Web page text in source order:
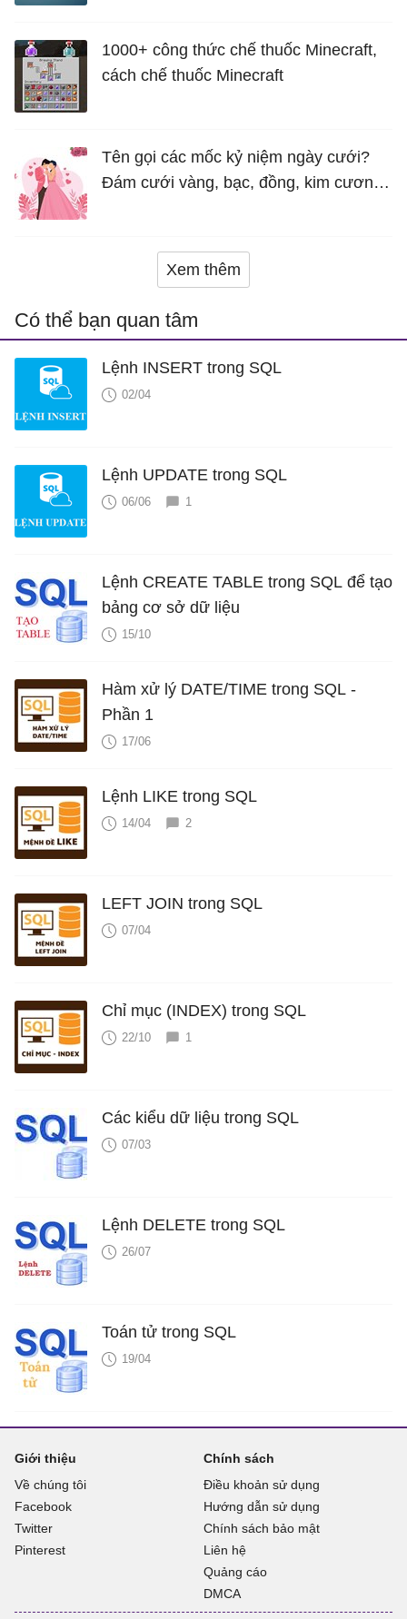
1000+ công thức chế thuốc Minecraft,
cách chế thuốc Minecraft
Tên gọi các mốc kỷ niệm ngày cưới?
Đám cưới vàng, bạc, đồng, kim cương
Xem thêm
Có thể bạn quan tâm
Lệnh INSERT trong SQL
02/04
Lệnh UPDATE trong SQL
06/06 1
Lệnh CREATE TABLE trong SQL để tạo
bảng cơ sở dữ liệu
15/10
Hàm xử lý DATE/TIME trong SQL -
Phần 1
17/06
Lệnh LIKE trong SQL
14/04 2
LEFT JOIN trong SQL
07/04
Chỉ mục (INDEX) trong SQL
22/10 1
Các kiểu dữ liệu trong SQL
07/03
Lệnh DELETE trong SQL
26/07
Toán tử trong SQL
19/04
Giới thiệu
Về chúng tôi
Facebook
Twitter
Pinterest
Chính sách
Điều khoản sử dụng
Hướng dẫn sử dụng
Chính sách bảo mật
Liên hệ
Quảng cáo
DMCA